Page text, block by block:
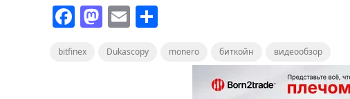
F
c
M
st
E
ai п
bitfinex Dukascopy monero биткойн видеообзор